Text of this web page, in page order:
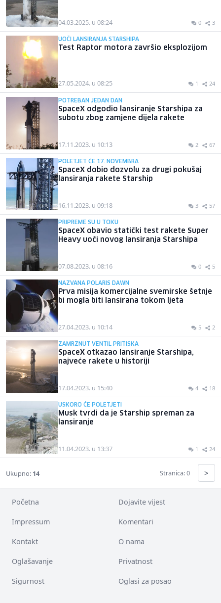
04.03.2025. u 08:24 0 3
UOČI LANSIRANJA STARSHIPA
Test Raptor motora završio eksplozijom
27.05.2024. u 08:25 1 24
POTREBAN JEDAN DAN
SpaceX odgodio lansiranje Starshipa za
subotu zbog zamjene dijela rakete
17.11.2023. u 10:13 2 67
POLETJET ĆE 17. NOVEMBRA
SpaceX dobio dozvolu za drugi pokušaj
lansiranja rakete Starship
16.11.2023. u 09:18 3 57
PRIPREME SU U TOKU
SpaceX obavio statički test rakete Super
Heavy uoči novog lansiranja Starshipa
07.08.2023. u 08:16 0 5
NAZVANA POLARIS DAWN
Prva misija komercijalne svemirske šetnje
bi mogla biti lansirana tokom ljeta
27.04.2023. u 10:14 5 2
ZAMRZNUT VENTIL PRITISKA
SpaceX otkazao lansiranje Starshipa,
najveće rakete u historiji
17.04.2023. u 15:40 4 18
USKORO ĆE POLETJETI
Musk tvrdi da je Starship spreman za
lansiranje
11.04.2023. u 13:37 1 24
Ukupno: 14 Stranica: 0 >
Početna Dojavite vijest
Impressum Komentari
Kontakt O nama
Oglašavanje Privatnost
Sigurnost Oglasi za posao